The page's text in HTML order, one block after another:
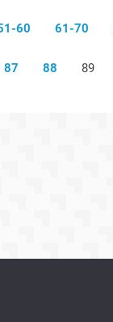
60 61-70
87 88 89